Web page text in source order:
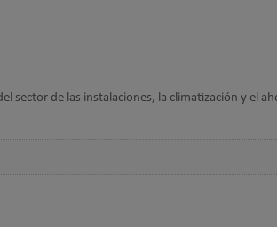
sector de las instalaciones, la climatización y el